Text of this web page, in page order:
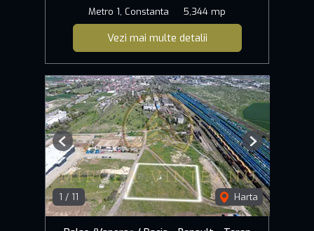
Metro 1, Constanta 5,344 mp
Vezi mai multe detalii
1 / 11 Harta
Previous Next